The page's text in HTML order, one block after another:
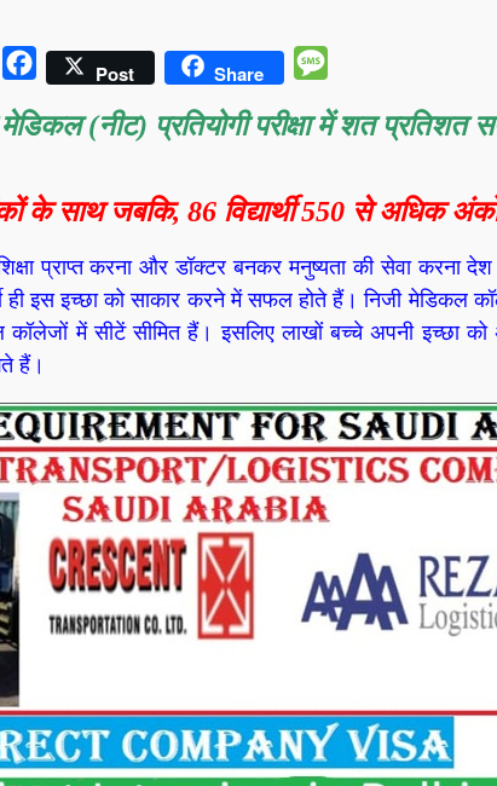
TelegramFacebookPost Share
मेडिकल (नीट) प्रतियोगी परीक्षा में शत प्रतिशत
के साथ जबकि, 86 विद्यार्थी 550 से अधिक
प्राप्त करना और डॉक्टर बनकर मनुष्यता की सेवा करना
ही इस इच्छा को साकार करने में सफल होते हैं। निजी मेडिकल
में सीटें सीमित हैं। इसलिए लाखों बच्चे अपनी इच्छा
हैं।